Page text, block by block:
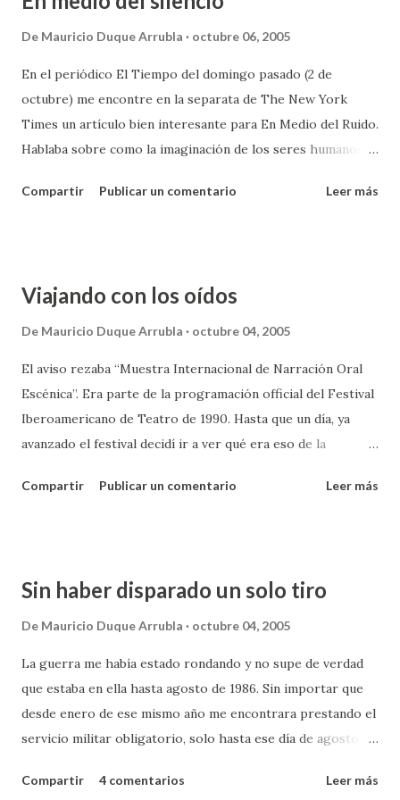
más, el sonido terrible y la sala bastante vieja completaban
la sensación extraña de esa noche. Al salir de la sala
ya no había vendedor de golosinas y parecía medianoche
cuando no eran ni siquiera las 9. Creo que nunca había
estado en una situación parecida. Algunas veces la sala había
estado casi completamente sola para mi aunque nunca de
De Mauricio Duque Arrubla octubre 06, 2005
En el periódico El Tiempo del domingo pasado (2 de
octubre) me encontre en la separata de The New York
Times un artículo bien interesante para En Medio del Ruido.
Hablaba sobre como la imaginación de los seres humanos
estar siempre enchufados a un aparato de música, un
que piensan dos de los ganadores de un concurso de becas
para "genios". Y si lo dicen ellos habrá que creerles. Además
celulares.... El viaje que estoy haciendo a Estados Unidos
tenía un motivo como ese. Encontrar el silencio que me
permitiera descubrirme a mi mismo, saber quién de verdad
es el tipo que escribe este blog. Paradójico, buscar el
Compartir Publicar un comentario Leer más
Viajando con los oídos
De Mauricio Duque Arrubla octubre 04, 2005
El aviso rezaba “Muestra Internacional de Narración Oral
Escénica”. Era parte de la programación official del Festival
Iberoamericano de Teatro de 1990. Hasta que un día, ya
avanzado el festival decidí ir a ver qué era eso de la
decisión cambiaría tantas cosas. ¿Dónde carajos quedaba la
rato largo buscandola llegué a ese sitio mágico. En adelante
no falté a ninguna de las presentaciones programadas de
sesiones, una de las artistas, Dora Triviño, hizo la invitación
a quienes estuvieran interesados en participar del grupo de
narradores que se encontraba formado en El Teatro
Popular de Bogotá. El encanto había sido tanto que sin
Compartir Publicar un comentario Leer más
Sin haber disparado un solo tiro
De Mauricio Duque Arrubla octubre 04, 2005
La guerra me había estado rondando y no supe de verdad
que estaba en ella hasta agosto de 1986. Sin importar que
desde enero de ese mismo año me encontrara prestando el
servicio militar obligatorio, solo hasta ese día de agosto lo
enviado a permanecer en la base que el batallón manejaba
Compartir 4 comentarios Leer más